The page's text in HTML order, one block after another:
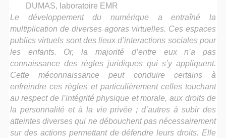
DUMAS, laboratoire EMR
Le développement du numérique a entraîné la
multiplication de diverses agoras virtuelles. Ces espaces
publics virtuels sont des lieux d’interactions sociales pour
les enfants. Or, la majorité d’entre eux n’a pas
connaissance des règles juridiques qui s’y appliquent.
Cette méconnaissance peut conduire certains à
enfreindre ces règles et particulièrement celles touchant
au respect de l’intégrité physique et morale, aux droits de
la personnalité et à la vie privée ; d’autres à subir des
atteintes diverses qui ne débouchent pas nécessairement
sur des actions permettant de défendre leurs droits. Elle